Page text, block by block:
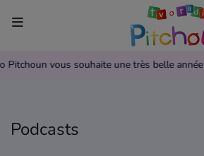
Pitchoun vous souhaite une très belle année
Accueil
Podcasts